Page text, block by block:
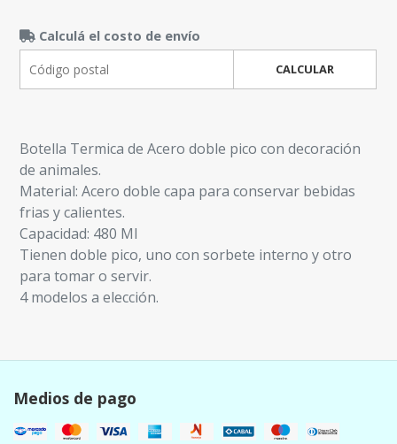
Calculá el costo de envío
CALCULAR
Botella Termica de Acero doble pico con decoración
de animales.
Material: Acero doble capa para conservar bebidas
frias y calientes.
Capacidad: 480 Ml
Tienen doble pico, uno con sorbete interno y otro
para tomar o servir.
4 modelos a elección.
Medios de pago